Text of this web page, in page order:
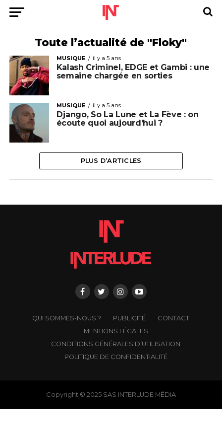
Toute l’actualité de "Floky"
MUSIQUE il y a 5 ans
Kalash Criminel, EDGE et Gambi : une
semaine chargée en sorties
MUSIQUE il y a 5 ans
Django, So La Lune et La Fève : on
écoute quoi aujourd’hui ?
PLUS D’ARTICLES
QUI SOMMES-NOUS ? PUBLICITÉ
CONTACT
MENTIONS LÉGALES
CONDITIONS GÉNÉRALES D’UTILISATION
POLITIQUE DE CONFIDENTIALITÉ
Copyright © 2025 SAS INTERLUDE MÉDIA